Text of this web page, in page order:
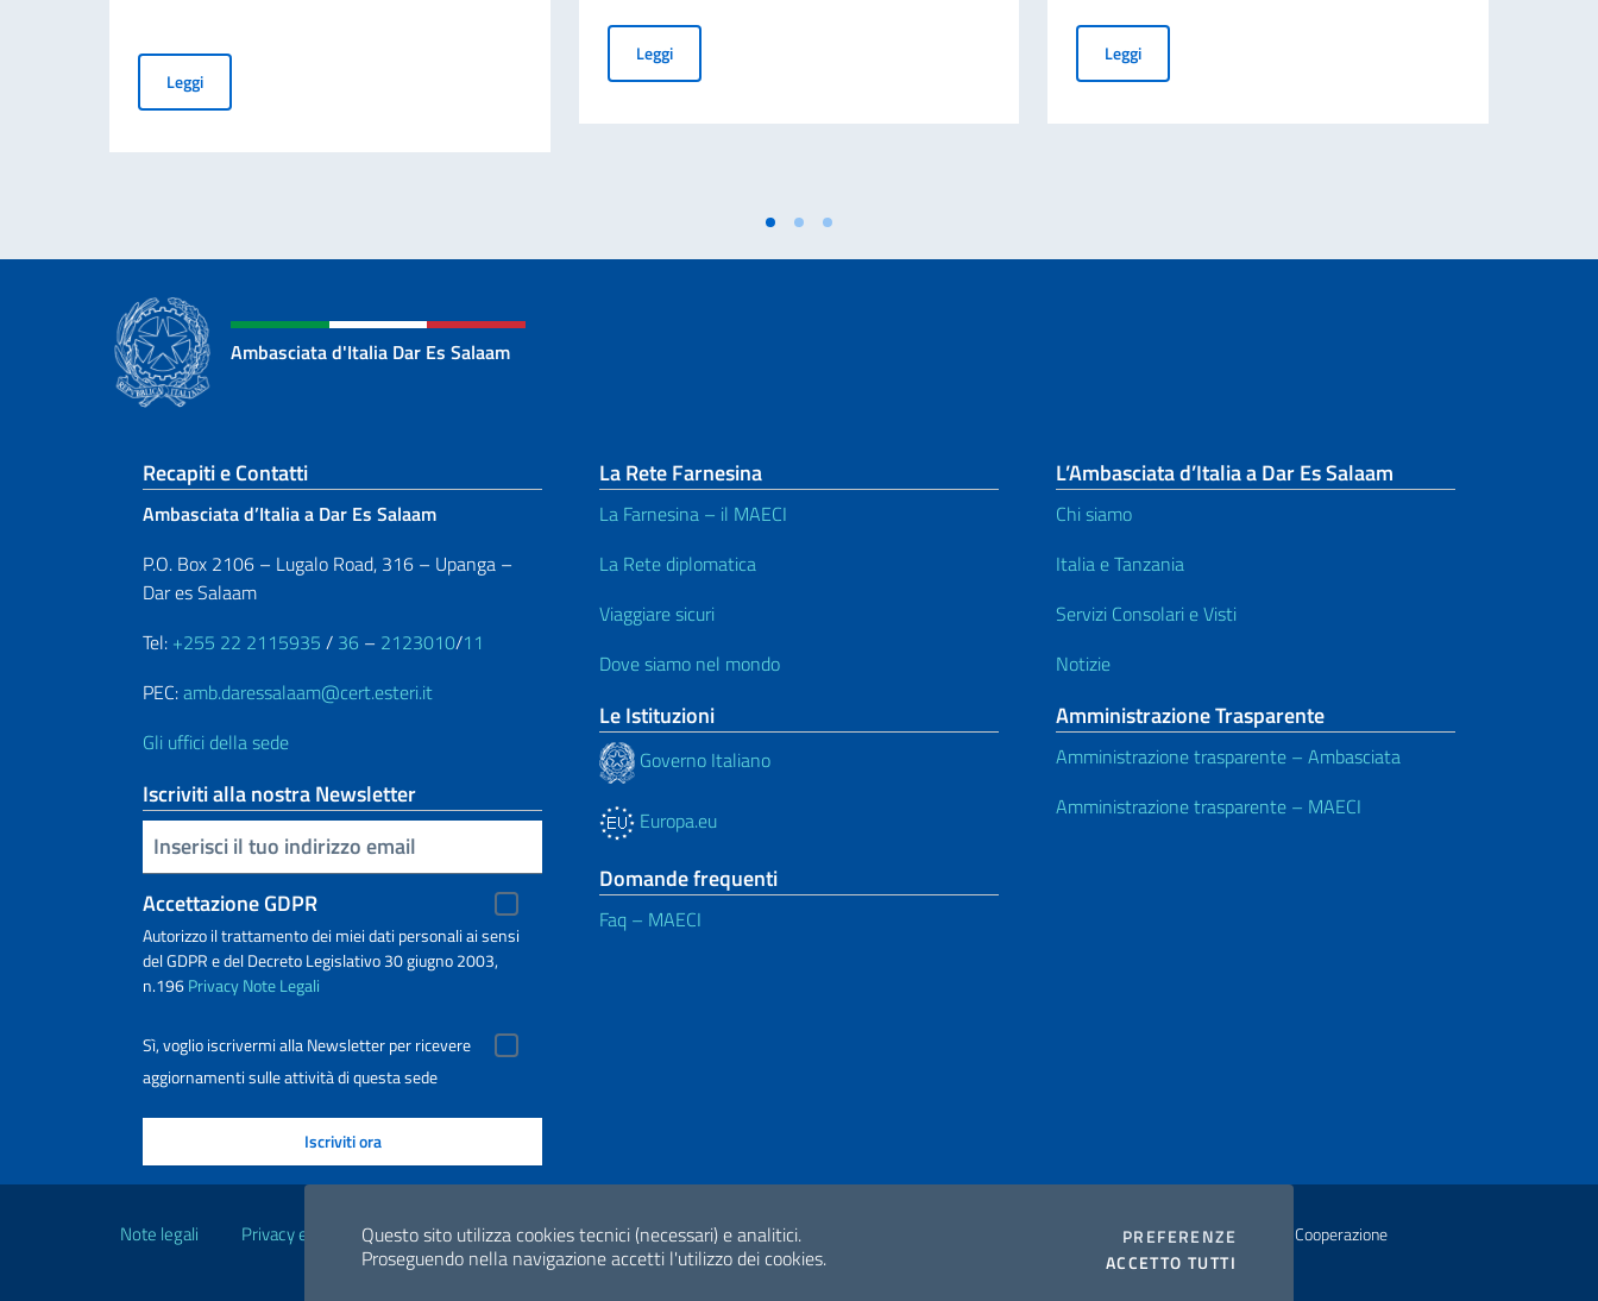
Questo sito utilizza cookies tecnici (necessari) e analitici.
Proseguendo nella navigazione accetti l'utilizzo dei cookies.
PREFERENZE COOKIES
ACCETTO TUTTI
LeggiPubblicazione graduatoria Borsa di studio offerte dal MAECI per l'anno accademico 2026-2027
LeggiCessazione della validità della carta d’identità cartacea per l’espatrio dal 3 agosto
LeggiII EDIZIONE DEL PROGRAMMA DI BORSE DI STUDIO 'L'ITALIA
Ambasciata d'Italia Dar Es Salaam
Sezione footer
Recapiti e Contatti
Ambasciata d’Italia a Dar Es Salaam
P.O. Box 2106 – Lugalo Road, 316 – Upanga –
Dar es Salaam
Tel: +255 22 2115935 / 36 – 2123010/11
PEC:amb.daressalaam@cert.esteri.it
Gli uffici della sede
Iscriviti alla nostra Newsletter
Inserisci la tua email
Accettazione GDPR
Autorizzo il trattamento dei miei dati personali ai sensi
del GDPR e del Decreto Legislativo 30 giugno 2003,
n.196PrivacyNote Legali
Sì, voglio iscrivermi alla Newsletter per ricevere
aggiornamenti sulle attività di questa sede
La Rete Farnesina
La Farnesina – il MAECI
La Rete diplomatica
Viaggiare sicuri
Dove siamo nel mondo
Le Istituzioni
Governo Italiano
Europa.eu
Domande frequenti
Faq – MAECI
L’Ambasciata d’Italia a Dar Es Salaam
Chi siamo
Italia e Tanzania
Servizi Consolari e Visti
Notizie
Amministrazione Trasparente
Amministrazione trasparente – Ambasciata
Amministrazione trasparente – MAECI
Note legali Privacy e cookie policy Dichiarazione di accessibilità
2026 Copyright Ministero degli Affari Esteri e della Cooperazione